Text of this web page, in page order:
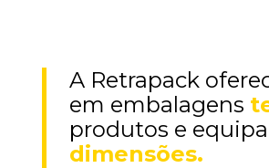
A Retrapack
em embalagens
produtos e
dimensões.